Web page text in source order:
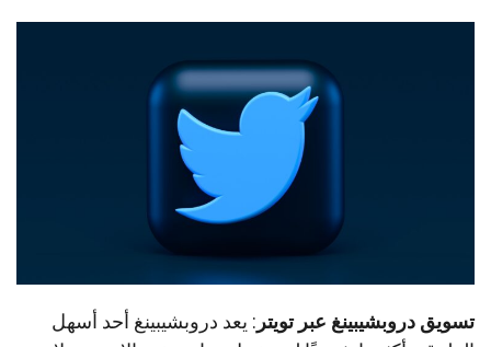
تسويق دروبشيبينغ عبر تويتر : يعد دروبشيبينغ أحد أسهل